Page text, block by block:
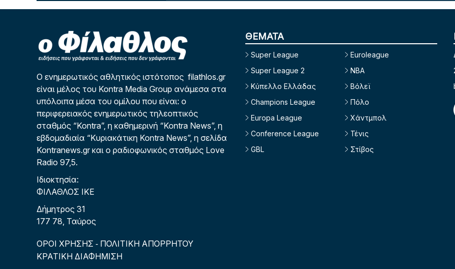
Ο ενημερωτικός αθλητικός ιστότοπος filathlos.gr
είναι μέλος του Kontra Media Group ανάμεσα στα
υπόλοιπα μέσα του ομίλου που είναι: ο
περιφερειακός ενημερωτικός τηλεοπτικός
σταθμός “Kontra”, η καθημερινή “Kontra News”, η
εβδομαδιαία “Κυριακάτικη Kontra News”, η σελίδα
Kontranews.gr και ο ραδιοφωνικός σταθμός Love
Radio 97,5.
Ιδιοκτησία:
ΦΙΛΑΘΛΟΣ ΙΚΕ
Δήμητρος 31
177 78, Ταύρος
ΟΡΟΙ ΧΡΗΣΗΣ - ΠΟΛΙΤΙΚΗ ΑΠΟΡΡΗΤΟΥ
ΚΡΑΤΙΚΗ ΔΙΑΦΗΜΙΣΗ
ΘΕΜΑΤΑ
Super League
Super League 2
Κύπελλο Ελλάδας
Champions League
Europa League
Conference League
GBL
Euroleague
NBA
Βόλεϊ
Πόλο
Χάντμπολ
Τένις
Στίβος